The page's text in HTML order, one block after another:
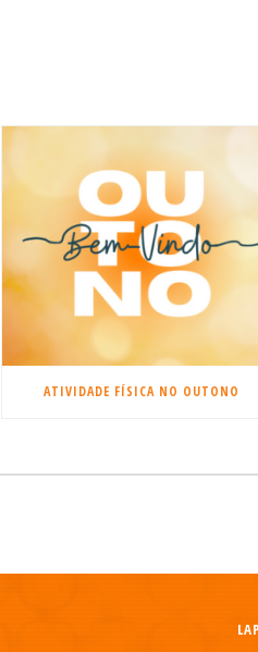
ATIVIDADE FÍSICA NO OUTONO